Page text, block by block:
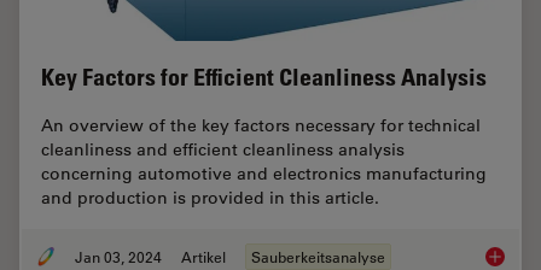
Key Factors for Efficient Cleanliness Analysis
An overview of the key factors necessary for technical
cleanliness and efficient cleanliness analysis
concerning automotive and electronics manufacturing
and production is provided in this article.
Jan 03, 2024 Artikel Sauberkeitsanalyse Key